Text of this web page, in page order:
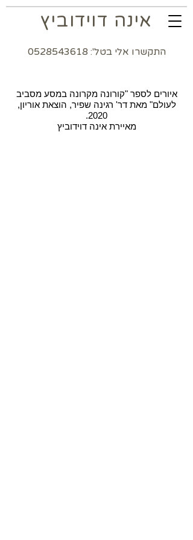
אינה דוידוביץ
התקשרו אלי בטל': 0528543618
איורים לספר "קורונה מקרונה במסע מסביב
לעולם" מאת דר' רגינה שפיר, הוצאת אוריון,
2020.
מאיירת אינה דוידוביץ